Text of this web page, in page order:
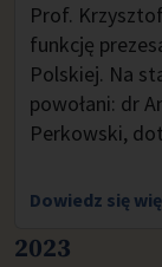
Prof.
funkcję
Polskiej. Na
powołani: dr
Perkowski,
Dowiedz się
2023